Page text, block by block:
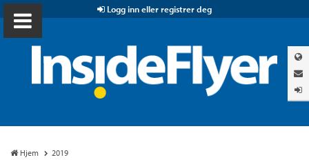
Logg inn eller registrer deg
Hjem 2019